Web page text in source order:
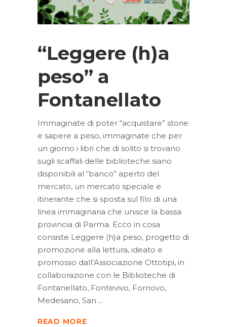
“Leggere (h)a
peso” a
Fontanellato
Immaginate di poter “acquistare” storie
e sapere a peso, immaginate che per
un giorno i libri che di solito si trovano
sugli scaffali delle biblioteche siano
disponibili al “banco” aperto del
mercato, un mercato speciale e
itinerante che si sposta sul filo di una
linea immaginaria che unisce la bassa
provincia di Parma. Ecco in cosa
consiste Leggere (h)a peso, progetto di
promozione alla lettura, ideato e
promosso dall’Associazione Ottotipi, in
collaborazione con le Biblioteche di
Fontanellato, Fontevivo, Fornovo,
Medesano, San
READ MORE